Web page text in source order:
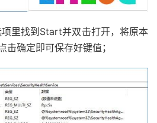
找到Start并双击打开，将原本
确定即可保存好键值；